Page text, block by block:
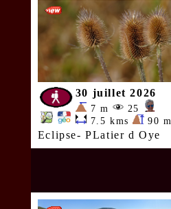
30 juillet 2026
7 m
25
7.5 kms
90 m
Eclipse- PLatier d Oye